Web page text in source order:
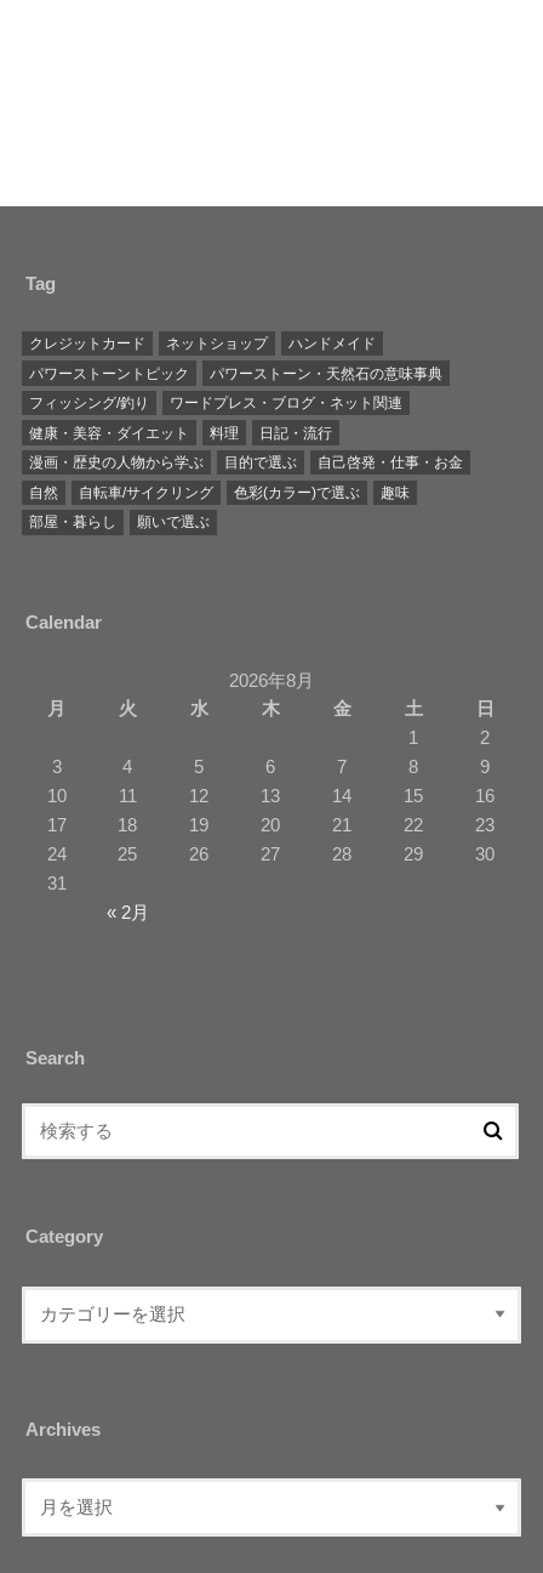
Tag
クレジットカード ネットショップ
ハンドメイド
パワーストーントピック
パワーストーン・天然石の意味事典
フィッシング/釣り
ワードプレス・ブログ・ネット関連
健康・美容・ダイエット
料理
日記・流行
漫画・歴史の人物から学ぶ
目的で選ぶ
自己啓発・仕事・お金
自然
自転車/サイクリング 色彩(カラー)で選ぶ
趣味
部屋・暮らし
願いで選ぶ
Calendar
2026年8月
月
火 水 木 金 土 日
« 2月
1
2
3
4 5 6 7 8
9
10
11 12 13 14 15
16
17
18 19 20 21 22
23
24
25 26 27 28 29
30
31
Search
Category
Archives